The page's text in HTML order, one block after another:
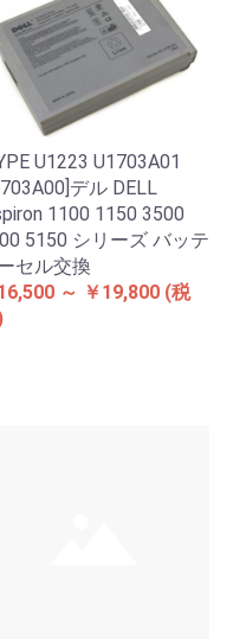
U1223 U1703A01
デル DELL
1100 1150 3500
5150 シリーズ バッテ
セル交換
～ ￥19,800 (税